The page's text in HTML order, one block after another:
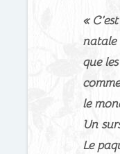
«
natale
que
le
Un
Le